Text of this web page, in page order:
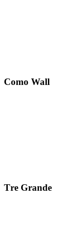
Como Wall
Тre Grande